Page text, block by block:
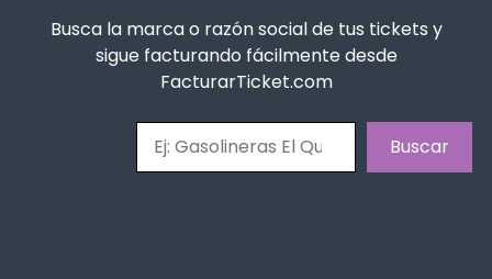
Busca la marca o razón social de tus tickets y
sigue facturando fácilmente desde
FacturarTicket.com
Buscar
Buscar